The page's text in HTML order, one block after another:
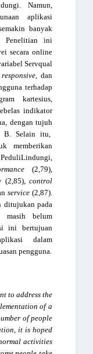
Namun,
aplikasi
banyak
Penelitian ini
secara online
Servqual
responsive,
terhadap
kartesius,
indikator
dengan tujuh
B. Selain itu,
memberikan
(2,85), control
service (2,87).
ditujukan pada
masih belum
ini bertujuan
dalam
pengguna.
to address the
of a
of people
it is hoped
activities